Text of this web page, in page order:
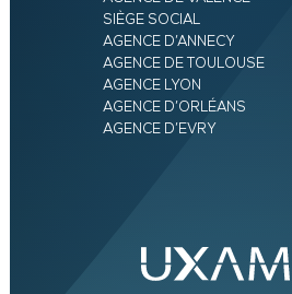
SIÈGE SOCIAL
AGENCE D’ANNECY
AGENCE DE TOULOUSE
AGENCE LYON
AGENCE D’ORLÉANS
AGENCE D’EVRY